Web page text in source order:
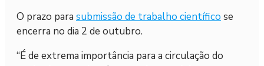
O prazo para submissão de trabalho científico se
encerra no dia 2 de outubro.
“É de extrema importância para a circulação do